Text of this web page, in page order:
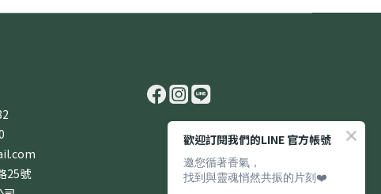
25號
歡迎訂閱我們的LINE 官方帳號
邀您循著香氣，
找到與靈魂悄然共振的片刻❤️